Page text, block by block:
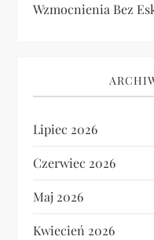
Wzmocnienia Bez
Lipiec 2026
Czerwiec 2026
Maj 2026
Kwiecień 2026